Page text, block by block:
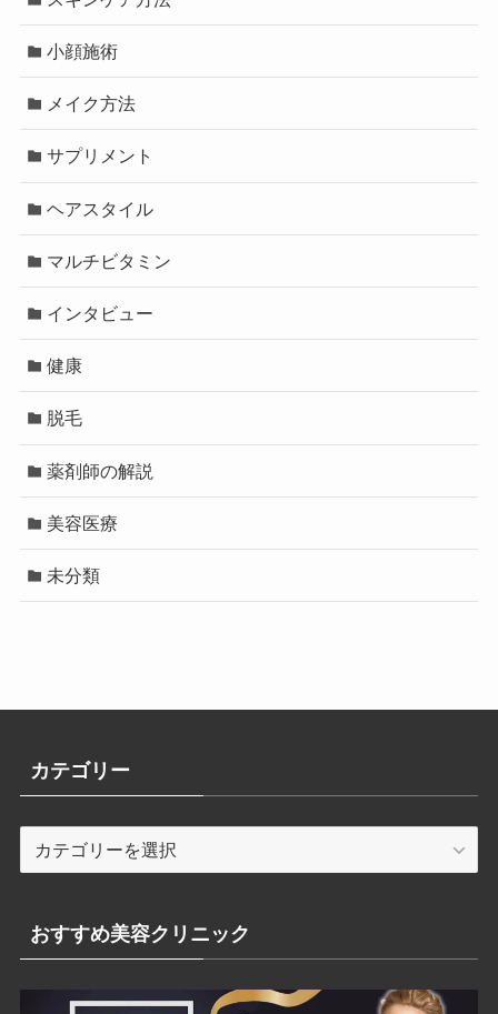
小顔施術
メイク方法
サプリメント
ヘアスタイル
マルチビタミン
インタビュー
健康
脱毛
薬剤師の解説
美容医療
未分類
カテゴリー
テ
リ
ー
おすすめ美容クリニック